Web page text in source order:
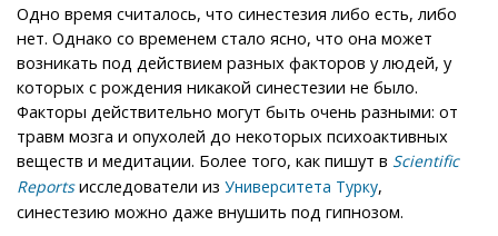
Одно время считалось, что синестезия либо есть, либо
нет. Однако со временем стало ясно, что она может
возникать под действием разных факторов у людей, у
которых с рождения никакой синестезии не было.
Факторы действительно могут быть очень разными: от
травм мозга и опухолей до некоторых психоактивных
веществ и медитации. Более того, как пишут в Scientific
Reportsисследователи из Университета Турку,
синестезию можно даже внушить под гипнозом.